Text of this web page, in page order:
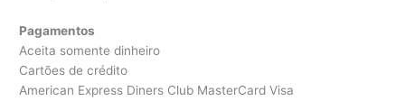
Pagamentos
Aceita somente dinheiro
Cartões de crédito
American Express Diners Club MasterCard Visa